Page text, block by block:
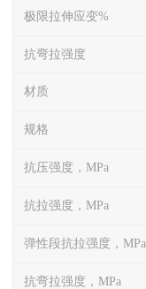
极限拉伸应变%
抗弯拉强度
材质
规格
抗压强度，MPa
抗拉强度，MPa
弹性段抗拉强度，MPa
抗弯拉强度，MPa